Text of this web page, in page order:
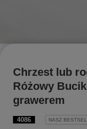
4086 NASZ
Chrzest lub
Różowy
grawerem